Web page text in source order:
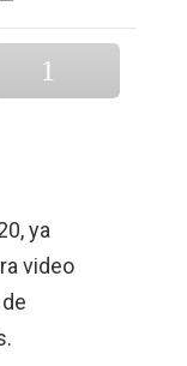
ya
video
.